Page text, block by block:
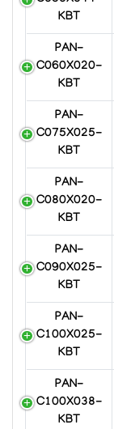
KBT
PAN-
C060X020-
KBT
PAN-
C075X025-
KBT
PAN-
C080X020-
KBT
PAN-
C090X025-
KBT
PAN-
C100X025-
KBT
PAN-
C100X038-
KBT